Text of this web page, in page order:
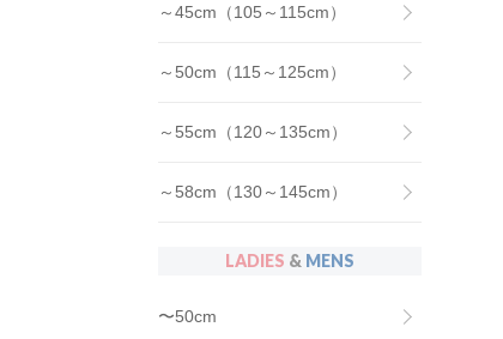
～45cm（105～115cm）
～50cm（115～125cm）
～55cm（120～135cm）
～58cm（130～145cm）
LADIES & MENS
〜50cm